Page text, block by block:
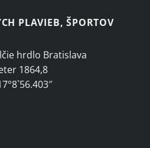
PLAVIEB, ŠPORTOV
hrdlo Bratislava
1864,8